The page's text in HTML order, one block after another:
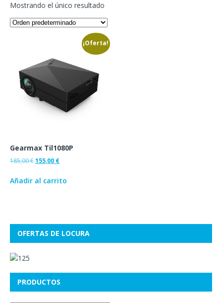
Mostrando el único resultado
¡Oferta!
Gearmax Til1080P
185,00€155,00 €
Añadir al carrito
OFERTAS DE LOCURA
PRODUCTOS